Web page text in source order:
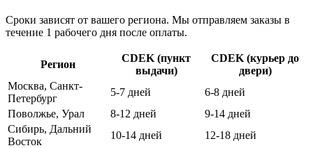
Сроки зависят от вашего региона. Мы отправляем заказы в
течение 1 рабочего дня после оплаты.
Регион
CDEK (пункт
выдачи)
CDEK (курьер до
двери)
Москва, Санкт-
Петербург
5-7 дней
6-8 дней
Поволжье, Урал
8-12 дней
9-14 дней
Сибирь, Дальний
Восток
10-14 дней
12-18 дней